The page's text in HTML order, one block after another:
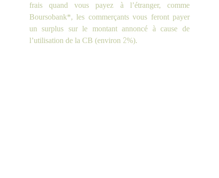
frais quand vous payez à l’étranger, comme
Boursobank*, les commerçants vous feront payer
un surplus sur le montant annoncé à cause de
l’utilisation de la CB (environ 2%).